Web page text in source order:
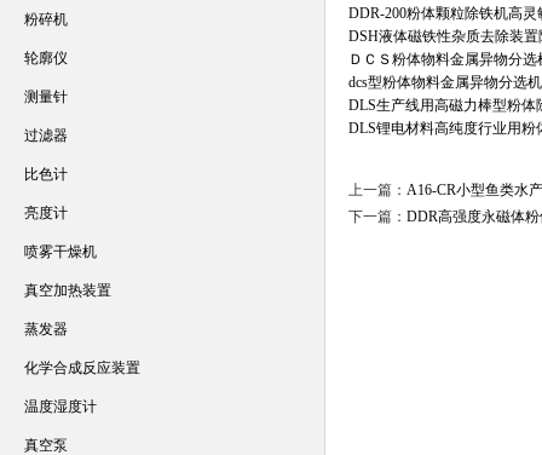
DDR-200粉体颗粒除铁机高灵
DSH液体磁铁性杂质去除装置
ＤＣＳ粉体物料金属异物分选
dcs型粉体物料金属异物分选
DLS生产线用高磁力棒型粉体
DLS锂电材料高纯度行业用粉
上一篇： A16-CR小型鱼类水
下一篇： DDR高强度永磁体
粉碎机
轮廓仪
测量针
过滤器
比色计
亮度计
喷雾干燥机
真空加热装置
蒸发器
化学合成反应装置
温度湿度计
真空泵